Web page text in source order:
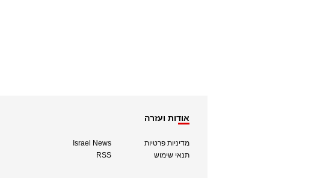
אודות ועזרה
מדיניות פרטיות
תנאי שימוש
Israel News
RSS